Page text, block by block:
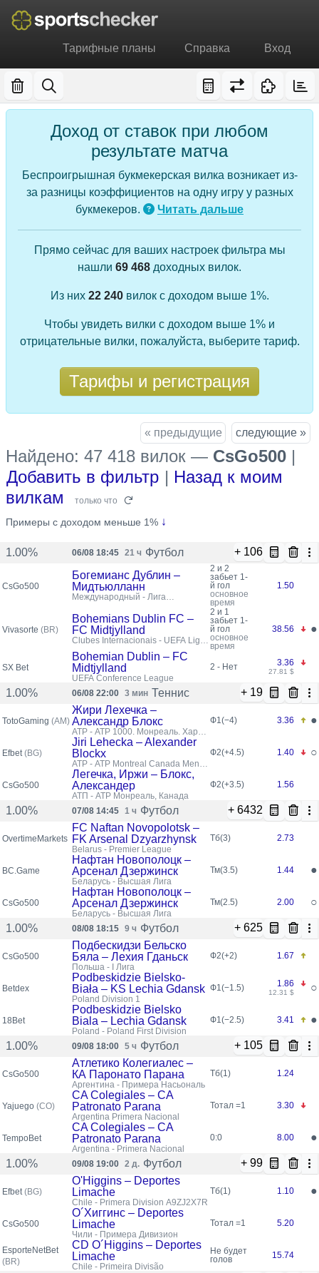
Тарифные планы Справка Вход
Доход от ставок при любом
результате матча
Беспроигрышная букмекерская вилка возникает из-
за разницы коэффициентов на одну игру у разных
букмекеров.
Читать дальше
Прямо сейчас для ваших настроек фильтра мы
нашли 69 468 доходных вилок.
Из них 22 240вилок с доходом выше 1%.
Чтобы увидеть вилки с доходом выше 1% и
отрицательные вилки, пожалуйста, выберите тариф.
Тарифы и регистрация
« предыдущие следующие »
Найдено: 47 418 вилок — CsGo500 |
Добавить в фильтр | Назад к моим
вилкам
только что
Примеры с доходом меньше 1% ↓
1.00% 06/08 18:45 21 ч Футбол + 106
CsGo500
Богемианс Дублин –
Мидтьюлланн
Международный - Лига
Квалификация
2 и 2
забьет 1-
й гол
основное
время
1.50
Vivasorte (BR)
Bohemians Dublin FC –
FC Midtjylland
Clubes Internacionais - UEFA Liga
2 и 1
забьет 1-
й гол
основное
время
38.56 ●
SX Bet
Bohemian Dublin – FC
Midtjylland
UEFA Conference League
2 - Нет 3.36
27.81 $
1.00% 06/08 22:00 3 мин Теннис + 19
TotoGaming (AM)
Жири Лехечка –
Александр Блокс
ATP - ATP 1000. Монреаль. Хард.
Канада
Ф1(−4) 3.36 ●
Efbet(BG)
Jiri Lehecka – Alexander
Blockx
ATP - ATP Montreal Canada Men
Singles
Ф2(+4.5) 1.40 ○
CsGo500
Легечка, Иржи – Блокс,
Александер
АТП - ATP Монреаль, Канада
Ф2(+3.5) 1.56
1.00% 07/08 14:45 1 ч Футбол + 6432
OvertimeMarkets
FC Naftan Novopolotsk –
FK Arsenal Dzyarzhynsk
Belarus - Premier League
Тб(3) 2.73
BC.Game
Нафтан Новополоцк –
Арсенал Дзержинск
Беларусь - Высшая Лига
Тм(3.5) 1.44 ●
CsGo500
Нафтан Новополоцк –
Арсенал Дзержинск
Беларусь - Высшая Лига
Тм(2.5) 2.00 ○
1.00% 08/08 18:15 9 ч Футбол + 625
CsGo500
Подбескидзи Бельско
Бяла – Лехия Гданьск
Польша - I Лига
Ф2(+2) 1.67
Betdex
Podbeskidzie Bielsko-
Biała – KS Lechia Gdansk
Poland Division 1
Ф1(−1.5) 1.86
12.31 $ ○
18Bet
Podbeskidzie Bielsko
Biala – Lechia Gdansk
Poland - Poland First Division
Ф1(−2.5) 3.41 ●
1.00% 09/08 18:00 5 ч Футбол + 105
CsGo500
Атлетико Колегиалес –
КА Паронато Парана
Аргентина - Примера Насьональ
Тб(1) 1.24
Yajuego (CO)
CA Colegiales – CA
Patronato Parana
Argentina Primera Nacional
Тотал =1 3.30
TempoBet
CA Colegiales – CA
Patronato Parana
Argentina - Primera Nacional
0:0 8.00 ●
1.00% 09/08 19:00 2 д. Футбол + 99
Efbet(BG)
O'Higgins – Deportes
Limache
Chile - Primera Division A9ZJ2X7R
Тб(1) 1.10 ●
CsGo500
О´Хиггинс – Deportes
Limache
Чили - Примера Дивизион
Тотал =1 5.20
EsporteNetBet
(BR)
CD O´Higgins – Deportes
Limache
Chile - Primeira Divisão
Не будет
голов
15.74